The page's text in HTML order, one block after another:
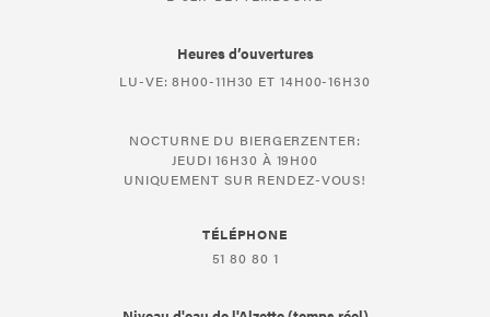
Heures d’ouvertures
LU-VE: 8H00-11H30 ET 14H00-16H30
NOCTURNE DU BIERGERZENTER:
JEUDI 16H30 À 19H00
UNIQUEMENT SUR RENDEZ-VOUS!
TÉLÉPHONE
51 80 80 1